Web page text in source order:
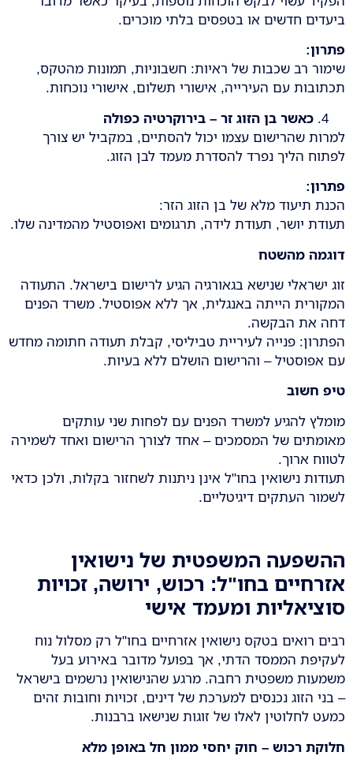
ביעדים חדשים או בטפסים בלתי מוכרים.
פתרון:
שימור רב שכבות של ראיות: חשבוניות, תמונות מהטקס,
תכתובות עם העירייה, אישורי תשלום, אישורי נוכחות.
כאשר בן הזוג זר – בירוקרטיה כפולה
למרות שהרישום עצמו יכול להסתיים, במקביל יש צורך
לפתוח הליך נפרד להסדרת מעמד לבן הזוג.
פתרון:
הכנת תיעוד מלא של בן הזוג הזר:
תעודת יושר, תעודת לידה, תרגומים ואפוסטיל מהמדינה שלו.
דוגמה מהשטח
זוג ישראלי שנישא בגאורגיה הגיע לרישום בישראל. התעודה
המקורית הייתה באנגלית, אך ללא אפוסטיל. משרד הפנים
דחה את הבקשה.
הפתרון: פנייה לעיריית טביליסי, קבלת תעודה חתומה מחדש
עם אפוסטיל – והרישום הושלם ללא בעיות.
טיפ חשוב
מומלץ להגיע למשרד הפנים עם לפחות שני עותקים
מאומתים של המסמכים – אחד לצורך הרישום ואחד לשמירה
לטווח ארוך.
תעודות נישואין בחו"ל אינן ניתנות לשחזור בקלות, ולכן כדאי
לשמור העתקים דיגיטליים.
ההשפעה המשפטית של נישואין
אזרחיים בחו"ל: רכוש, ירושה, זכויות
סוציאליות ומעמד אישי
רבים רואים בטקס נישואין אזרחיים בחו"ל רק מסלול נוח
לעקיפת הממסד הדתי, אך בפועל מדובר באירוע בעל
משמעות משפטית רחבה. מרגע שהנישואין נרשמים בישראל
– בני הזוג נכנסים למערכת של דינים, זכויות וחובות זהים
כמעט לחלוטין לאלו של זוגות שנישאו ברבנות.
חלוקת רכוש – חוק יחסי ממון חל באופן מלא